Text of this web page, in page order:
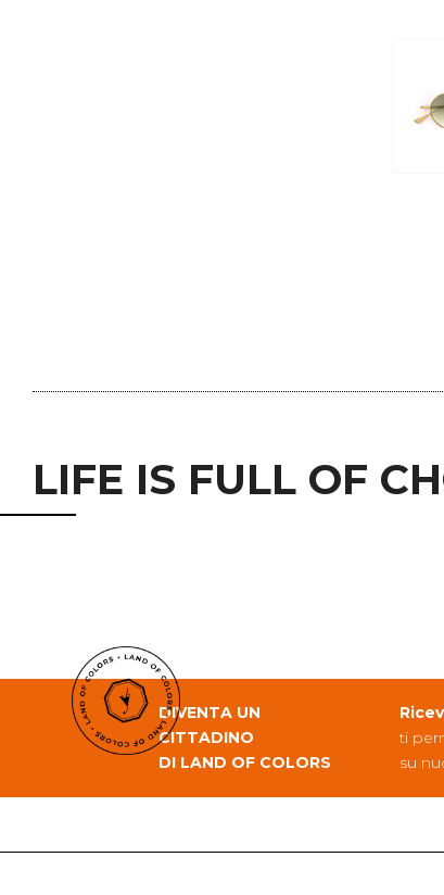
LIFE IS FULL OF
DIVENTA UN
CITTADINO
DI LAND OF COLORS
ti
su